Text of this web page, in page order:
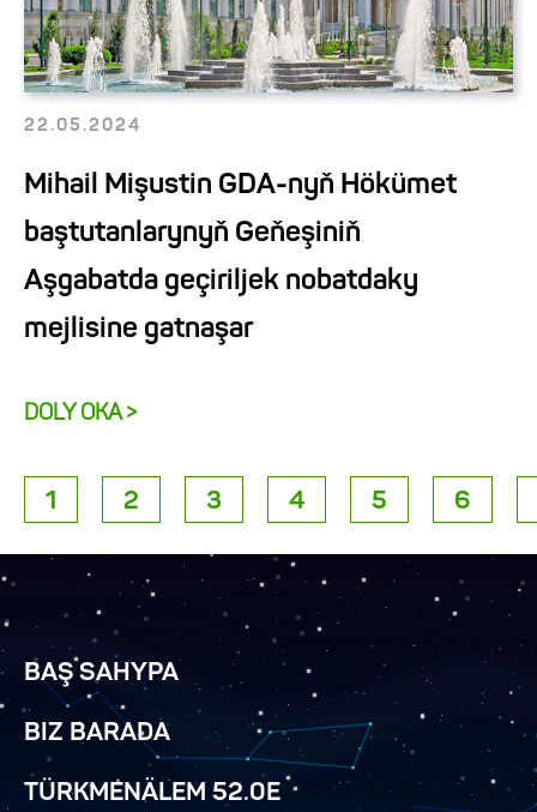
22.05.2024
Mihail Mişustin GDA-nyň Hökümet
baştutanlarynyň Geňeşiniň
Aşgabatda geçiriljek nobatdaky
mejlisine gatnaşar
DOLY OKA >
1 2 3 4 5 6
BAŞ SAHYPA
BIZ BARADA
TÜRKMENÄLEM 52.0E